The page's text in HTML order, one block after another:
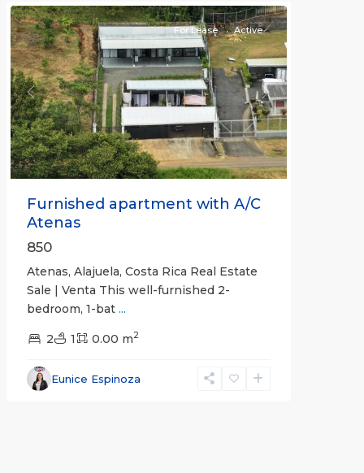
Previous Next
For Lease Active
Furnished apartment with A/C
Atenas
850
Atenas, Alajuela, Costa Rica Real Estate
Sale | Venta This well-furnished 2-
bedroom, 1-bat ...
2 1 0.00 m2
Eunice Espinoza